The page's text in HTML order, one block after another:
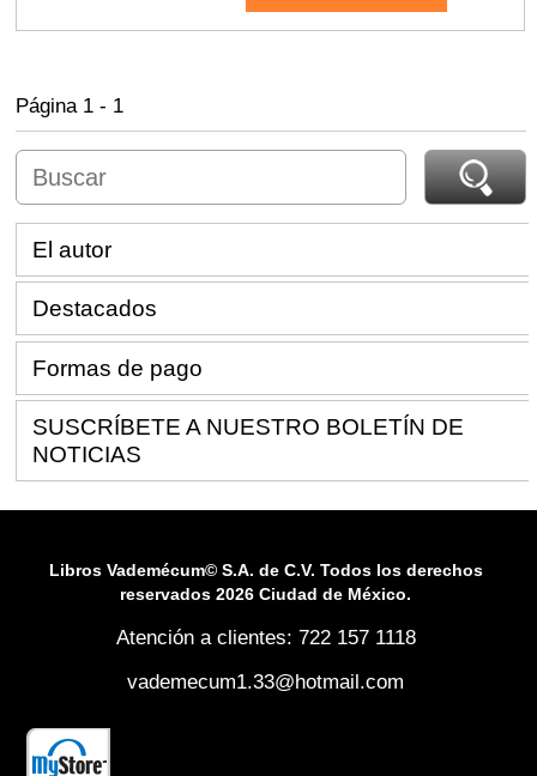
Página 1 - 1
El autor
Destacados
Formas de pago
SUSCRÍBETE A NUESTRO BOLETÍN DE
NOTICIAS
Libros Vademécum© S.A. de C.V. Todos los derechos
reservados 2026 Ciudad de México.
Atención a clientes: 722 157 1118
vademecum1.33@hotmail.com